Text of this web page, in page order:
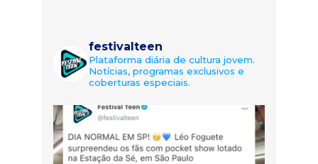
festivalteen
Plataforma diária de cultura jovem.
Notícias, programas exclusivos e
coberturas especiais.